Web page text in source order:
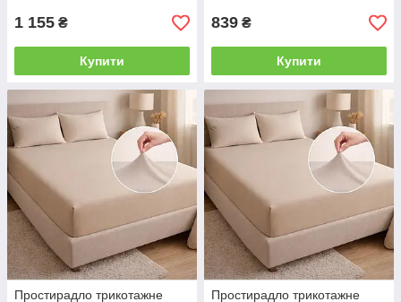
1 155 ₴
Купити
839 ₴
Купити
Простирадло трикотажне
Простирадло трикотажне